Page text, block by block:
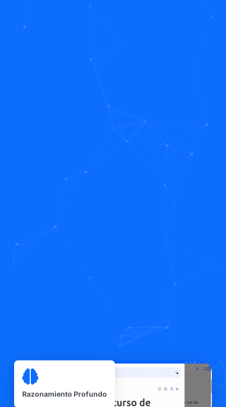
Razonamiento Profundo